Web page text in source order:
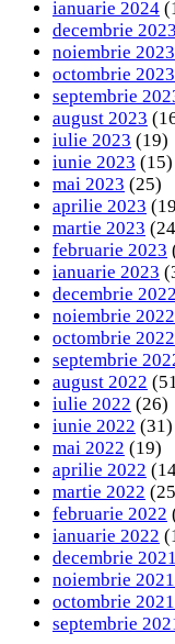
ianuarie 2024
decembrie 2023
noiembrie 2023
octombrie 2023
septembrie
august 2023
iulie 2023 (19)
iunie 2023 (15)
mai 2023 (25)
aprilie 2023
martie 2023
februarie 2023
ianuarie 2023
decembrie 2022
noiembrie 2022
octombrie 2022
septembrie
august 2022
iulie 2022 (26)
iunie 2022 (31)
mai 2022 (19)
aprilie 2022
martie 2022
februarie 2022
ianuarie 2022
decembrie 2021
noiembrie 2021
octombrie 2021
septembrie